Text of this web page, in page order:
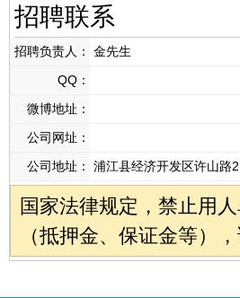
招聘联系
招聘负责人： 金先生
QQ：
微博地址：
公司网址：
公司地址：
浦江县经济开发区许山路
国家法律规定，禁止用
（抵押金、保证金等）